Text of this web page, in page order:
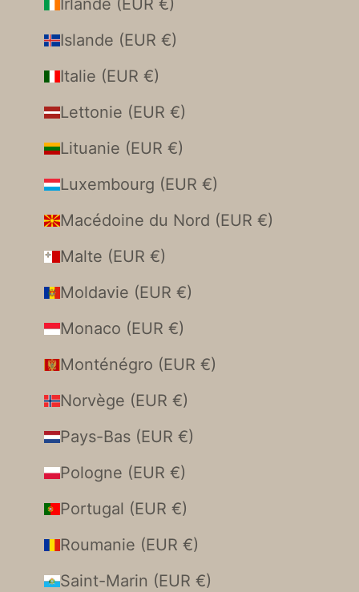
Irlande (EUR €)
Islande (EUR €)
Italie (EUR €)
Lettonie (EUR €)
Lituanie (EUR €)
Luxembourg (EUR €)
Macédoine du Nord (EUR €)
Malte (EUR €)
Moldavie (EUR €)
Monaco (EUR €)
Monténégro (EUR €)
Norvège (EUR €)
Pays-Bas (EUR €)
Pologne (EUR €)
Portugal (EUR €)
Roumanie (EUR €)
Saint-Marin (EUR €)